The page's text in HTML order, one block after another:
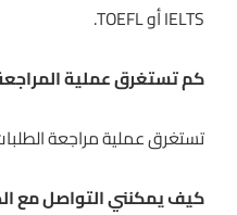
IELTS أو TOEFL.
كم تستغرق عملية
تستغرق عملية مراجعة الطلبات عادةً من
كيف يمكنني التواصل مع